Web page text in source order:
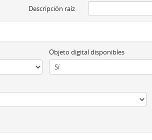
Descripción raíz
Objeto digital disponibles